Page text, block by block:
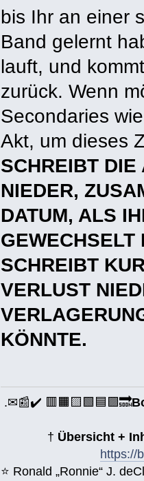
bis Ihr an einer
Band gelernt
lauft, und
zurück. Wenn
Secondaries
Akt, um dieses
SCHREIBT DIE
NIEDER,
DATUM, ALS
GEWECHSELT
SCHREIBT
VERLUST
KÖNNTE.
.✉📰✔️ 🟥🟧🟨🟩🟦🟪🔜
† Übersicht +
https://
⭐️ Ronald „Ronnie“ J.